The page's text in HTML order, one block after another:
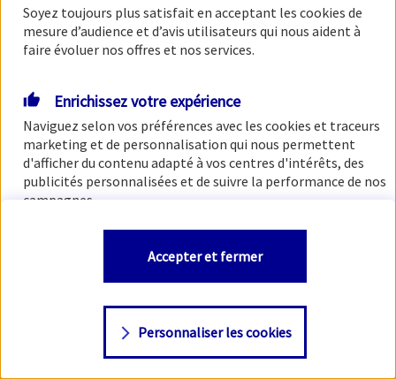
Soyez toujours plus satisfait en acceptant les cookies de
mesure d’audience et d’avis utilisateurs qui nous aident à
faire évoluer nos offres et nos services.
Enrichissez votre expérience
Naviguez selon vos préférences avec les cookies et traceurs
marketing et de personnalisation qui nous permettent
d'afficher du contenu adapté à vos centres d'intérêts, des
publicités personnalisées et de suivre la performance de nos
campagnes.
Vous êtes libre de les accepter, de les refuser comme de
changer d'avis à tout moment en allant sur
Consulter notre politique decookies
Personnaliser les cookies
Accepter et fermer